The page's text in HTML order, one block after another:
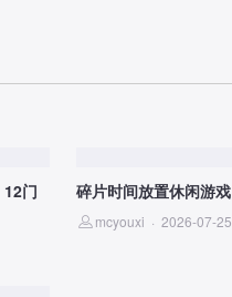
门
碎片时间放置休闲游戏
mcyouxi · 2026-07-25